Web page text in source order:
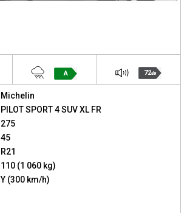
A 72dB
Michelin
PILOT SPORT 4 SUV XL FR
275
45
R21
110 (1 060 kg)
Y (300 km/h)